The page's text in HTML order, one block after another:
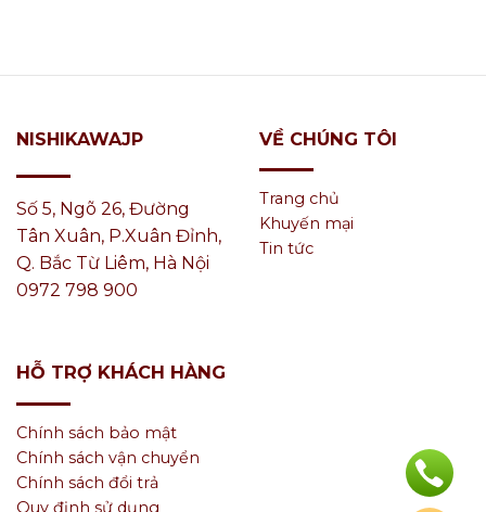
NISHIKAWAJP
Số 5, Ngõ 26, Đường
Tân Xuân, P.Xuân Đỉnh,
Q. Bắc Từ Liêm, Hà Nội
0972 798 900
VỀ CHÚNG TÔI
Trang chủ
Khuyến mại
Tin tức
HỖ TRỢ KHÁCH HÀNG
Chính sách bảo mật
Chính sách vận chuyển
Chính sách đổi trả
Quy định sử dụng